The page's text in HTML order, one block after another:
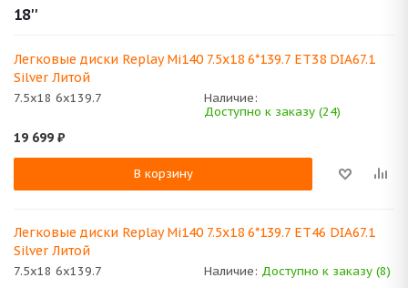
18''
Легковые диски Replay Mi140 7.5x18 6*139.7 ET38 DIA67.1
Silver Литой
7.5x18 6x139.7
Наличие:
Доступно к заказу (24)
19 699 ₽
В корзину
Легковые диски Replay Mi140 7.5x18 6*139.7 ET46 DIA67.1
Silver Литой
7.5x18 6x139.7 Наличие: Доступно к заказу (8)